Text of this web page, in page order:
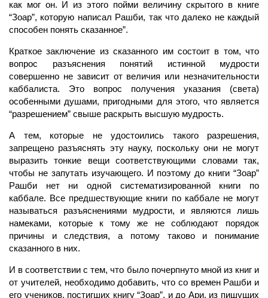
как мог он. И из этого пойми величину скрытого в книге
“Зоар”, которую написал Рашби, так что далеко не каждый
способен понять сказанное”.
Краткое заключение из сказанного им состоит в том, что
вопрос разъяснения понятий истинной мудрости
совершенно не зависит от величия или незначительности
каббалиста. Это вопрос получения указания (света)
особенными душами, пригодными для этого, что является
“разрешением” свыше раскрыть высшую мудрость.
А тем, которые не удостоились такого разрешения,
запрещено разъяснять эту науку, поскольку они не могут
выразить тонкие вещи соответствующими словами так,
чтобы не запутать изучающего. И поэтому до книги “Зоар”
Рашби нет ни одной систематизированной книги по
каббале. Все предшествующие книги по каббале не могут
называться разъяснениями мудрости, и являются лишь
намеками, которые к тому же не соблюдают порядок
причины и следствия, а потому таково и понимание
сказанного в них.
И в соответствии с тем, что было почерпнуто мной из книг и
от учителей, необходимо добавить, что со времен Рашби и
его учеников, постигших книгу “Зоар”, и до Ари, из пишущих